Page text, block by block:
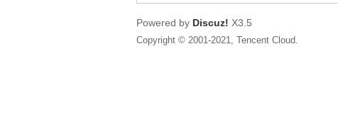
Powered by Discuz! X3.5
Copyright © 2001-2021, Tencent Cloud.